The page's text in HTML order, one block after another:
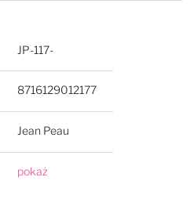
JP-117-
8716129012177
Jean Peau
pokaż